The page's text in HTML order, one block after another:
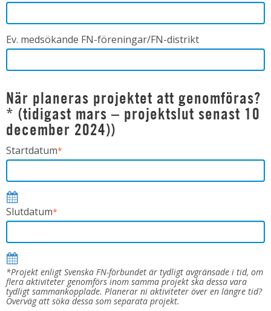
Ev. medsökande FN-föreningar/FN-distrikt
När planeras projektet att genomföras?
* (tidigast mars – projektslut senast 10
december 2024))
Startdatum*
Slutdatum*
*Projekt enligt Svenska FN-förbundet är tydligt avgränsade i tid, om
flera aktiviteter genomförs inom samma projekt ska dessa vara
tydligt sammankopplade. Planerar ni aktiviteter över en längre tid?
Överväg att söka dessa som separata projekt.